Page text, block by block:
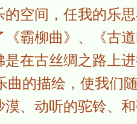
空间，任我的乐
霸柳曲》、《古
在古丝绸之路上
的描绘，使我们
漠、动听的驼铃、